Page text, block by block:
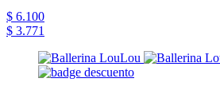
$ 6.100
$ 3.771